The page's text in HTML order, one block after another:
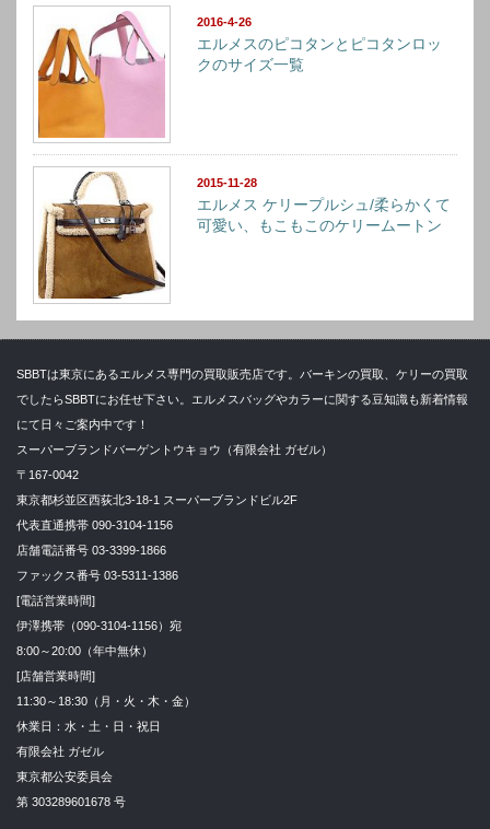
2016-4-26
エルメスのピコタンとピコタンロッ
クのサイズ一覧
2015-11-28
エルメス ケリープルシュ/柔らかくて
可愛い、もこもこのケリームートン
SBBTは東京にあるエルメス専門の買取販売店です。バーキンの買取、ケリーの買取
でしたらSBBTにお任せ下さい。エルメスバッグやカラーに関する豆知識も新着情報
にて日々ご案内中です！
スーパーブランドバーゲントウキョウ（有限会社 ガゼル）
〒167-0042
東京都杉並区西荻北3-18-1 スーパーブランドビル2F
代表直通携帯 090-3104-1156
店舗電話番号 03-3399-1866
ファックス番号 03-5311-1386
[電話営業時間]
伊澤携帯（090-3104-1156）宛
8:00～20:00（年中無休）
[店舗営業時間]
11:30～18:30（月・火・木・金）
休業日：水・土・日・祝日
有限会社 ガゼル
東京都公安委員会
第 303289601678 号